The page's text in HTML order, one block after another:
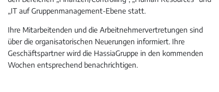
„IT auf Gruppenmanagement-Ebene statt.
Ihre Mitarbeitenden und die Arbeitnehmervertretungen sind
über die organisatorischen Neuerungen informiert. Ihre
Geschäftspartner wird die HassiaGruppe in den kommenden
Wochen entsprechend benachrichtigen.